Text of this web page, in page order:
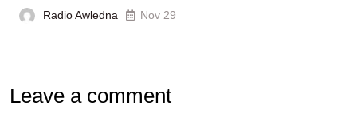
écoles
Radio Awledna Nov 29
Leave a comment